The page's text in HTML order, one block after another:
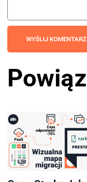
WYŚLIJ KOMENTARZ